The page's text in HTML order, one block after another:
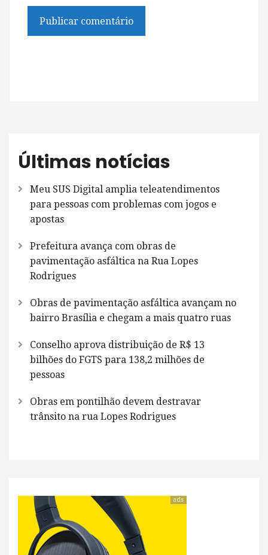
Últimas notícias
Meu SUS Digital amplia teleatendimentos
para pessoas com problemas com jogos e
apostas
Prefeitura avança com obras de
pavimentação asfáltica na Rua Lopes
Rodrigues
Obras de pavimentação asfáltica avançam no
bairro Brasília e chegam a mais quatro ruas
Conselho aprova distribuição de R$ 13
bilhões do FGTS para 138,2 milhões de
pessoas
Obras em pontilhão devem destravar
trânsito na rua Lopes Rodrigues
ads